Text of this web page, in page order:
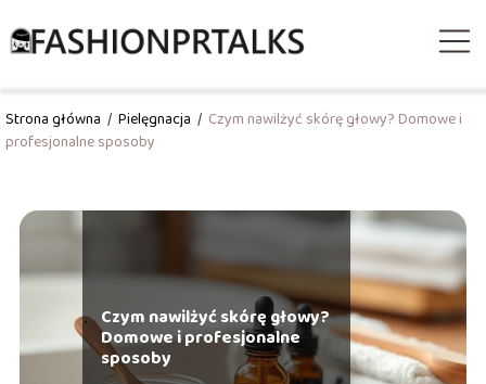
Strona główna / Pielęgnacja / Czym nawilżyć skórę głowy? Domowe i
profesjonalne sposoby
Czym nawilżyć skórę głowy?
Domowe i profesjonalne
sposoby